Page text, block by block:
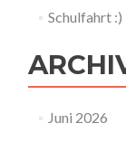
Schulfahrt :)
Juni 2026